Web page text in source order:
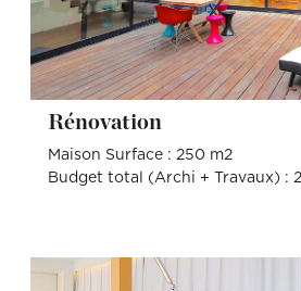
Rénovation
Maison Surface : 250 m2
Budget total (Archi + Travaux) :